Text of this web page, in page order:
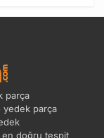
parça
yedek parça
en doğru tespit